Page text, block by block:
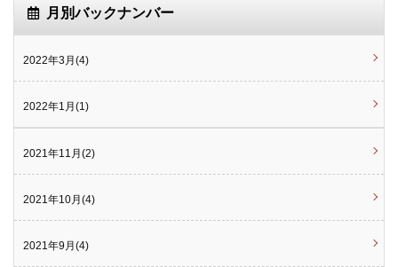
月別バックナンバー
2022年3月(4)
2022年1月(1)
2021年11月(2)
2021年10月(4)
2021年9月(4)